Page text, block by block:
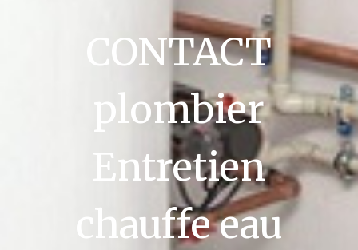
CONTACT
plombier
Entretien
chauffe eau